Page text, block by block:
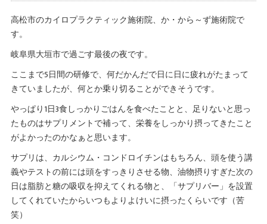
高松市のカイロプラクティック施術院、か・から～ず施術院で
す。
岐阜県大垣市で過ごす最後の夜です。
ここまで5日間の研修で、何だかんだで日に日に疲れがたまって
きていましたが、何とか乗り切ることができそうです。
やっぱり1日3食しっかりごはんを食べたことと、足りないと思っ
たものはサプリメントで補って、栄養をしっかり摂ってきたこと
がよかったのかなぁと思います。
サプリは、カルシウム・コンドロイチンはもちろん、頭を使う講
義やテストの前には頭をすっきりさせる物、油物摂りすぎた次の
日は脂肪と糖の吸収を抑えてくれる物と、「サプリバー」を設置
してくれていたからいつもよりよけいに摂ったくらいです（苦
笑）